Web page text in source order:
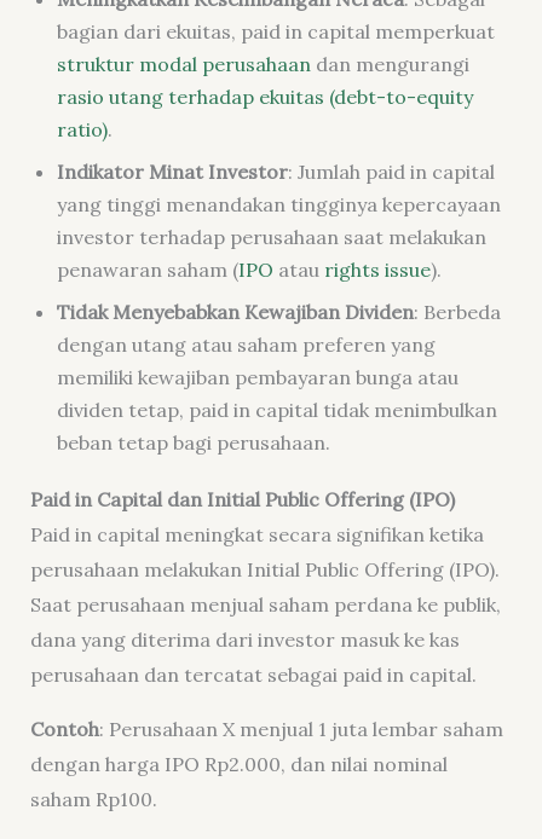
bagian dari ekuitas, paid in capital memperkuat
struktur modal perusahaan dan mengurangi
rasio utang terhadap ekuitas (debt-to-equity
ratio).
Indikator Minat Investor: Jumlah paid in capital
yang tinggi menandakan tingginya kepercayaan
investor terhadap perusahaan saat melakukan
penawaran saham (IPO atau rights issue).
Tidak Menyebabkan Kewajiban Dividen: Berbeda
dengan utang atau saham preferen yang
memiliki kewajiban pembayaran bunga atau
dividen tetap, paid in capital tidak menimbulkan
beban tetap bagi perusahaan.
Paid in Capital dan Initial Public Offering (IPO)
Paid in capital meningkat secara signifikan ketika
perusahaan melakukan Initial Public Offering (IPO).
Saat perusahaan menjual saham perdana ke publik,
dana yang diterima dari investor masuk ke kas
perusahaan dan tercatat sebagai paid in capital.
Contoh: Perusahaan X menjual 1 juta lembar saham
dengan harga IPO Rp2.000, dan nilai nominal
saham Rp100.